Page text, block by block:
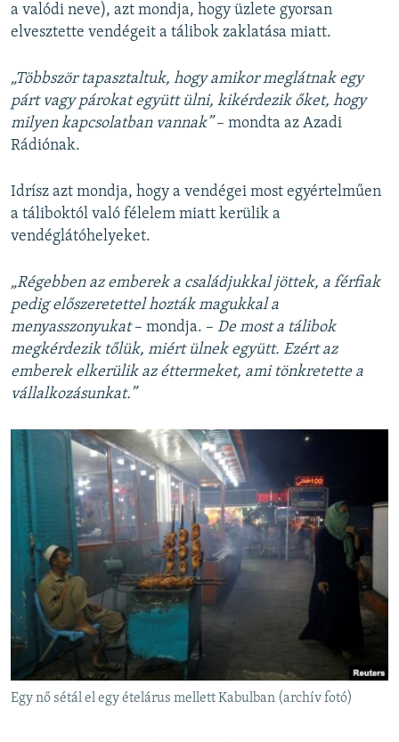
a valódi neve), azt mondja, hogy üzlete gyorsan
elvesztette vendégeit a tálibok zaklatása miatt.
„Többször tapasztaltuk, hogy amikor meglátnak egy
párt vagy párokat együtt ülni, kikérdezik őket, hogy
milyen kapcsolatban vannak”– mondta az Azadi
Rádiónak.
Idrísz azt mondja, hogy a vendégei most egyértelműen
a táliboktól való félelem miatt kerülik a
vendéglátóhelyeket.
„Régebben az emberek a családjukkal jöttek, a férfiak
pedig előszeretettel hozták magukkal a
menyasszonyukat– mondja. – De most a tálibok
megkérdezik tőlük, miért ülnek együtt. Ezért az
emberek elkerülik az éttermeket, ami tönkretette a
vállalkozásunkat.”
Egy nő sétál el egy ételárus mellett Kabulban (archív fotó)